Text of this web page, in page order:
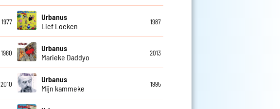
1977
Urbanus
Lief Loeken
1987
1980
Urbanus
Marieke Daddyo
2013
2010
Urbanus
Mijn kammeke
1995